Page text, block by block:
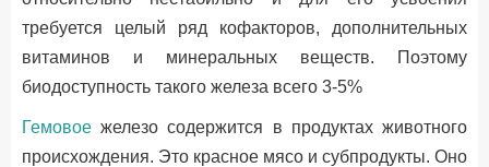
требуется целый ряд кофакторов, дополнительных
витаминов и минеральных веществ. Поэтому
биодоступность такого железа всего 3-5%
Гемовое железо содержится в продуктах животного
происхождения. Это красное мясо и субпродукты. Оно